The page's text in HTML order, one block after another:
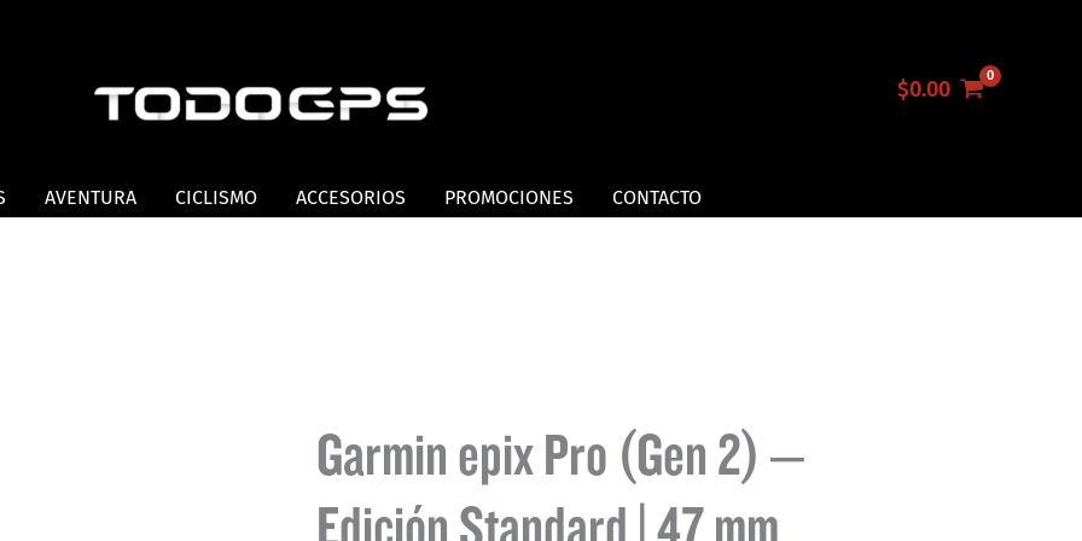
$0.00
AVENTURA CICLISMO ACCESORIOS PROMOCIONES CONTACTO
Garmin epix Pro (Gen 2) –